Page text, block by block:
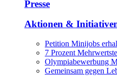
Presse
Aktionen &
Petition Minijobs
7 Prozent
Olympiabewerbung
Gemeinsam gegen